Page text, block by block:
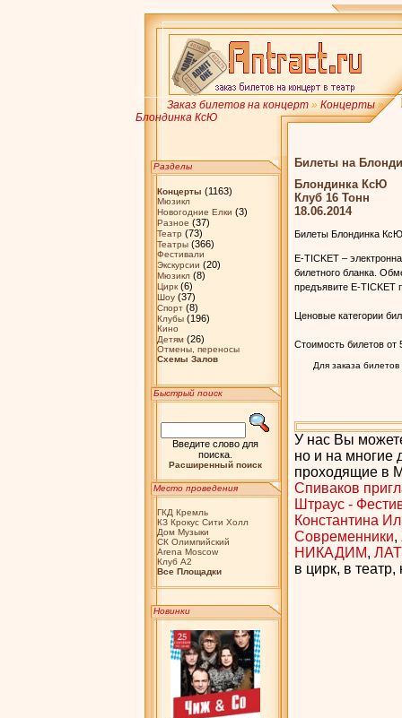
Заказ билетов на концерт» Концерты»
Блондинка КсЮ
Разделы
Концерты (1163)
Мюзикл
Новогодние Елки (3)
Разное (37)
Театр (73)
Театры(366)
Фестивали
Экскурсии (20)
Мюзикл(8)
Цирк(6)
Шоу(37)
Спорт(8)
Клубы(196)
Кино
Детям(26)
Отмены, переносы
Схемы Залов
Быстрый поиск
Введите слово для
поиска.
Расширенный поиск
Место проведения
ГКД Кремль
КЗ Крокус Сити Холл
Дом Музыки
СК Олимпийский
Arena Moscow
Клуб А2
Bсе Площадки
Новинки
Билеты на
Блондинка КсЮ
Клуб 16 Тонн
18.06.2014
Билеты Блондинка
E-TICKET –
билетного бланка.
предъявите E-TICKET
Ценовые категории
Стоимость билетов от
Для заказа
У нас Вы
но и на многие
проходящие в
Спиваков
Штраус -
Константина
Современники,
НИКАДИМ,
в цирк, в